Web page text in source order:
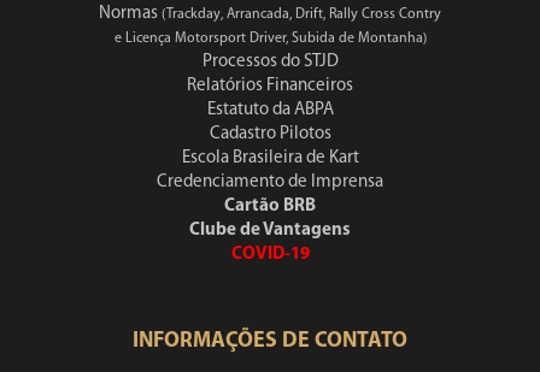
Normas (Trackday, Arrancada, Drift, Rally Cross Contry
e Licença Motorsport Driver, Subida de Montanha)
Processos do STJD
Relatórios Financeiros
Estatuto da ABPA
Cadastro Pilotos
Escola Brasileira de Kart
Credenciamento de Imprensa
Cartão BRB
Clube de Vantagens
COVID-19
INFORMAÇÕES DE CONTATO